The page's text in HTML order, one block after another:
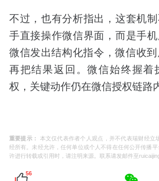
不过，也有分析指出，这套机
手直接操作微信界面，而是手
微信发出结构化指令，微信收到
再把结果返回。微信始终握着
权，关键动作仍在微信授权链路
重要提示：
本文仅代表作者个人观点，并不代表瑞财经立
经所有。未经允许，任何单位或个人不得在任何公开传播
许进行转载或引用时，请注明来源。联系请发邮件至
56